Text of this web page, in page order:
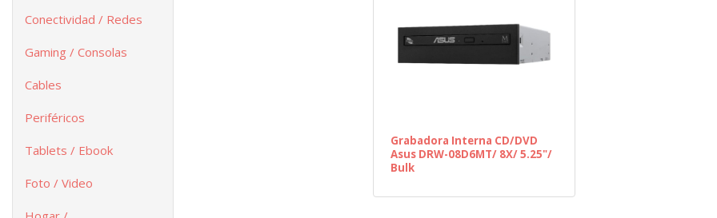
Conectividad / Redes
Gaming / Consolas
Cables
Periféricos
Tablets / Ebook
Foto / Video
Grabadora Interna CD/DVD
Asus DRW-08D6MT/ 8X/ 5.25"/
Bulk